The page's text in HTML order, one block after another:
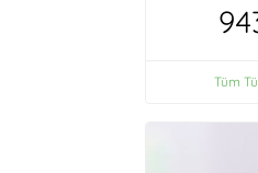
Tüm